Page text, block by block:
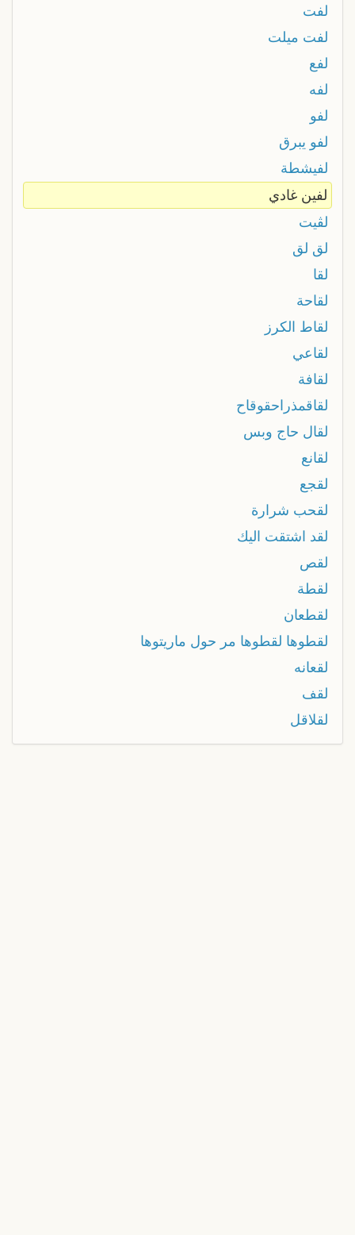
لفت
لفت ميلت
لفع
لفه
لفو
لفو يبرق
لفيشطة
لفين غادي
لڤيت
لق لق
لقا
لقاحة
لقاط الكرز
لقاعي
لقافة
لقاقمذراحقوقاح
لقال حاج وبس
لقانع
لقجع
لقحب شرارة
لقد اشتقت اليك
لقص
لقطة
لقطعان
لقطوها لقطوها مر حول ماريتوها
لقعانه
لقف
لقلاقل